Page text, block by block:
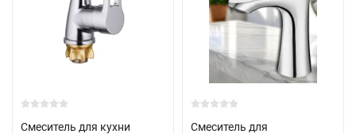
Смеситель для кухни
Смеситель для